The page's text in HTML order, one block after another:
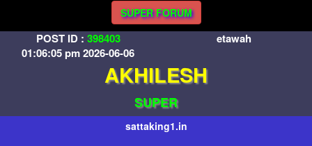
SUPER FORUM
POST ID : 398403
01:06:05 pm 2026-06-06
etawah
AKHILESH
SUPER
sattaking1.in